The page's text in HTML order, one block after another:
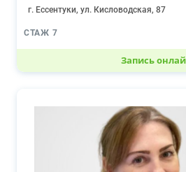
г. Ессентуки, ул. Кисловодская, 87
СТАЖ 7
Запись